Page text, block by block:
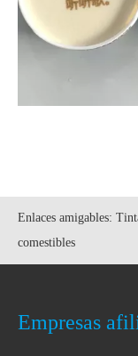
Enlaces amigables:
comestibles
Empresas